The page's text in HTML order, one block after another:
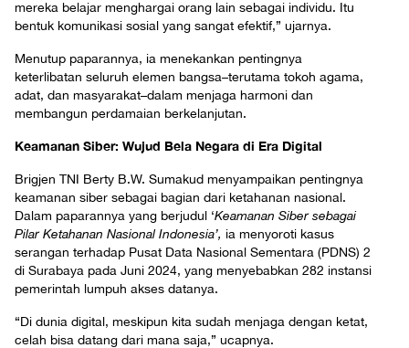
mereka belajar menghargai orang lain sebagai individu. Itu
bentuk komunikasi sosial yang sangat efektif,” ujarnya.
Menutup paparannya, ia menekankan pentingnya
keterlibatan seluruh elemen bangsa–terutama tokoh agama,
adat, dan masyarakat–dalam menjaga harmoni dan
membangun perdamaian berkelanjutan.
Keamanan Siber: Wujud Bela Negara di Era Digital
Brigjen TNI Berty B.W. Sumakud menyampaikan pentingnya
keamanan siber sebagai bagian dari ketahanan nasional.
Dalam paparannya yang berjudul ‘Keamanan Siber sebagai
Pilar Ketahanan Nasional Indonesia’, ia menyoroti kasus
serangan terhadap Pusat Data Nasional Sementara (PDNS) 2
di Surabaya pada Juni 2024, yang menyebabkan 282 instansi
pemerintah lumpuh akses datanya.
“Di dunia digital, meskipun kita sudah menjaga dengan ketat,
celah bisa datang dari mana saja,” ucapnya.